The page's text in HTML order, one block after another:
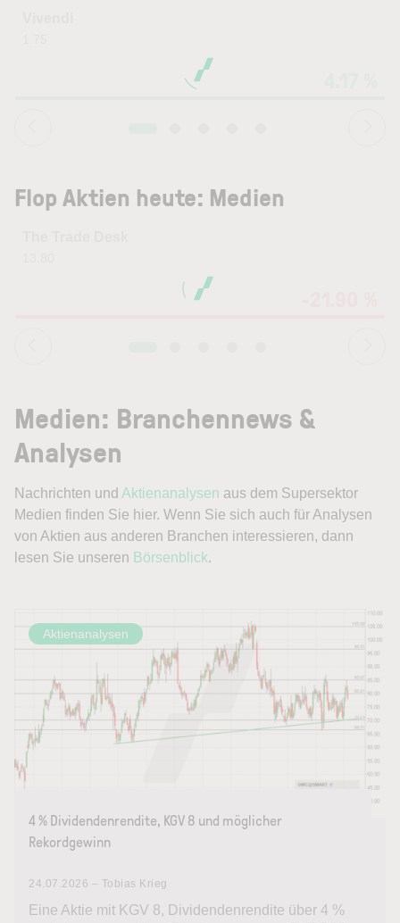
Flop Aktien heute: Medien
Medien: Branchennews &
Analysen
Nachrichten und Aktienanalysen aus dem Supersektor
Medien finden Sie hier. Wenn Sie sich auch für Analysen
von Aktien aus anderen Branchen interessieren, dann
lesen Sie unseren Börsenblick.
Aktienanalysen
4 % Dividendenrendite, KGV 8 und möglicher
Rekordgewinn
24.07.2026 – Tobias Krieg
Eine Aktie mit KGV 8, Dividendenrendite über 4 %